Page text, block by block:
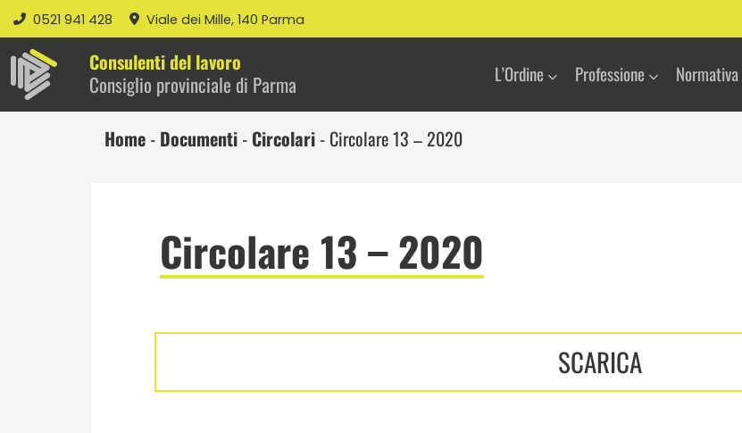
0521 941 428 Viale dei Mille, 140 Parma
Consulenti del lavoro
Consiglio provinciale di Parma L’Ordine Professione Normativa
Home - Documenti - Circolari - Circolare 13 – 2020
Circolare 13 – 2020
SCARICA